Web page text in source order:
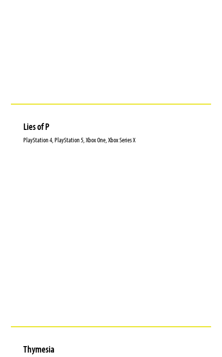
Lies of P
PlayStation 4, PlayStation 5, Xbox One, Xbox Series X
Thymesia